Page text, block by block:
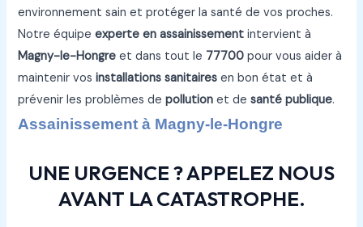
environnement sain et protéger la santé de vos proches.
Notre équipeexperte en assainissement intervient à
Magny-le-Hongre et dans tout le 77700 pour vous aider à
maintenir vosinstallations sanitaires en bon état et à
prévenir les problèmes depollution et desanté publique.
Assainissement à Magny-le-Hongre
UNE URGENCE ? APPELEZ NOUS
AVANT LA CATASTROPHE.